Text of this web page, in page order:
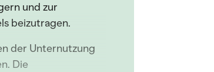
und zur
beizutragen.
der Unternutzung
Die